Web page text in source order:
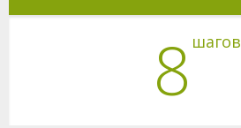
8 шагов